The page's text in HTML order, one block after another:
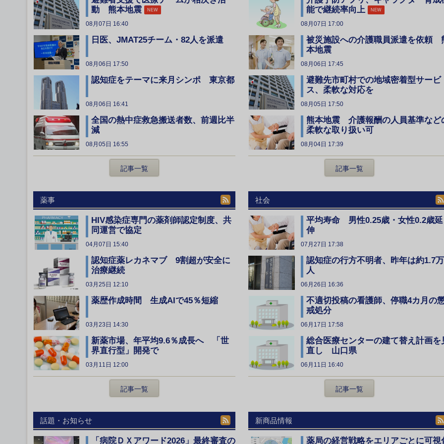
動 熊本地震
NEW
08月07日 16:40
日医、JMAT25チーム・82人を派遣
08月06日 17:50
認知症をテーマに来月シンポ 東京都
08月06日 16:41
全国の熱中症救急搬送者数、前週比半
減
08月05日 16:55
記事一覧
能で継続率向上
NEW
08月07日 17:00
被災施設への介護職員派遣を依頼
本地震
08月06日 17:45
避難先市町村での地域密着型サービ
ス、柔軟な対応を
08月05日 17:50
熊本地震 介護報酬の人員基準など
柔軟な取り扱い可
08月04日 17:39
記事一覧
薬事
HIV感染症専門の薬剤師認定制度、共
同運営で協定
04月07日 15:40
認知症薬レカネマブ 9割超が安全に
治療継続
03月25日 12:10
薬歴作成時間 生成AIで45％短縮
03月23日 14:30
新薬市場、年平均9.6％成長へ 「世
界直行型」開発で
03月11日 12:00
記事一覧
社会
平均寿命 男性0.25歳・女性0.2歳延
伸
07月27日 17:38
認知症の行方不明者、昨年は約1.7万
人
06月26日 16:36
不適切投稿の看護師、停職4カ月の
戒処分
06月17日 17:58
総合医療センターの建て替え計画を
直し 山口県
06月11日 16:40
記事一覧
話題・お知らせ
「病院ＤＸアワード2026」最終審査の
新商品情報
薬局の経営戦略をエリアごとに可視